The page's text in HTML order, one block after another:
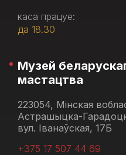
каса працуе:
да 18.30
Музей
мастацтва
223054, Мінская
Астрашыцка-
вул. Іванаўская, 17Б
+375 17 507 44 69